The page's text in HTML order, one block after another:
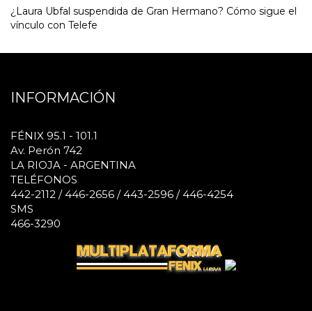
¿Laura Ubfal suspendida de Gran Hermano? Cómo sigue el
vínculo con Telefe
INFORMACIÓN
FÉNIX 95.1 - 101.1
Av. Perón 742
LA RIOJA - ARGENTINA
TELÉFONOS
442-2112 / 446-2656 / 443-2596 / 446-4254
SMS
466-3290